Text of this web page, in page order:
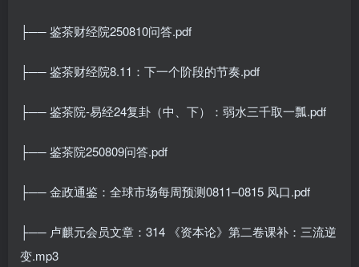
├── 鉴茶财经院250810问答.pdf
├── 鉴茶财经院8.11：下一个阶段的节奏.pdf
├── 鉴茶院-易经24复卦（中、下）：弱水三千取一瓢.pdf
├── 鉴茶院250809问答.pdf
├── 金政通鉴：全球市场每周预测0811–0815 风口.pdf
├── 卢麒元会员文章：314 《资本论》第二卷课补：三流逆
变.mp3